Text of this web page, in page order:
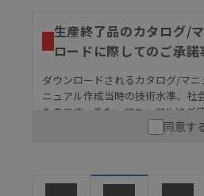
生産終了品のカタログ/
ロードに際してのご承諾
ダウンロードされるカタログ/マ
ニュアル作成当時の技術水準、社
ものです。また、マニュアルはご
ので、ご使用にあたっての安全性
うな用途に使用される場合には
同意す